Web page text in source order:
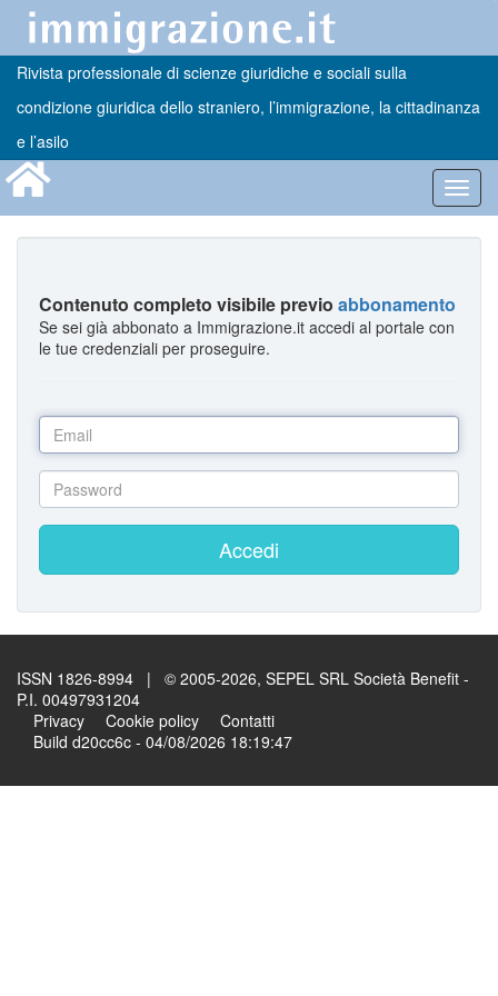
Rivista professionale di scienze giuridiche e sociali sulla
condizione giuridica dello straniero, l’immigrazione, la cittadinanza
e l’asilo
Contenuto completo visibile previo abbonamento
Se sei già abbonato a Immigrazione.it accedi al portale con
le tue credenziali per proseguire.
Accedi
ISSN 1826-8994 | © 2005-2026, SEPEL SRL Società Benefit -
P.I. 00497931204
Privacy
Cookie policy
Contatti
Build d20cc6c - 04/08/2026 18:19:47